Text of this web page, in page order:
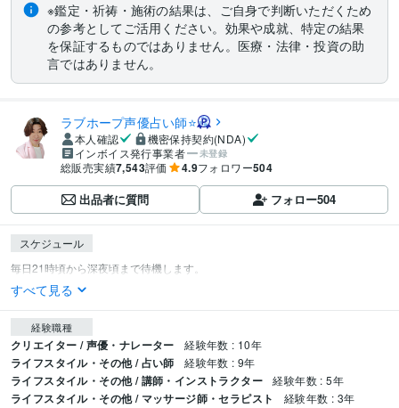
※鑑定・祈祷・施術の結果は、ご自身で判断いただくため
の参考としてご活用ください。効果や成就、特定の結果
を保証するものではありません。医療・法律・投資の助
言ではありません。
ラブホープ声優占い師⭐
本人確認
機密保持契約(NDA)
インボイス発行事業者
未登録
総販売実績7,543評価 4.9フォロワー504
出品者に質問 フォロー504
スケジュール
すべて見る
経験職種
クリエイター / 声優・ナレーター 経験年数 : 10年
ライフスタイル・その他 / 占い師 経験年数 : 9年
ライフスタイル・その他 / 講師・インストラクター 経験年数 : 5年
ライフスタイル・その他 / マッサージ師・セラピスト 経験年数 : 3年